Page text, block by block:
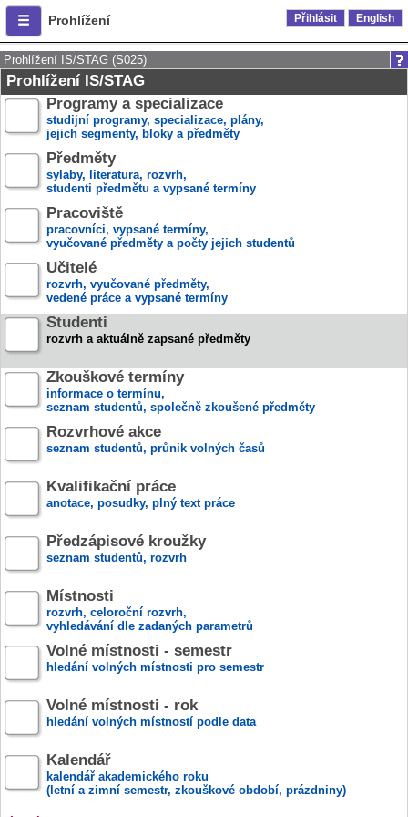
Prohlížení Přihlásit English
Prohlížení IS/STAG (S025)
Prohlížení IS/STAG
Programy a specializace
studijní programy, specializace, plány,
jejich segmenty, bloky a předměty
Předměty
sylaby, literatura, rozvrh,
studenti předmětu a vypsané termíny
Pracoviště
pracovníci, vypsané termíny,
vyučované předměty a počty jejich studentů
Učitelé
rozvrh, vyučované předměty,
vedené práce a vypsané termíny
Studenti
rozvrh a aktuálně zapsané předměty
Zkouškové termíny
informace o termínu,
seznam studentů, společně zkoušené předměty
Rozvrhové akce
seznam studentů, průnik volných časů
Kvalifikační práce
anotace, posudky, plný text práce
Předzápisové kroužky
seznam studentů, rozvrh
Místnosti
rozvrh, celoroční rozvrh,
vyhledávání dle zadaných parametrů
Volné místnosti - semestr
hledání volných místnosti pro semestr
Volné místnosti - rok
hledání volných místností podle data
Kalendář
kalendář akademického roku
(letní a zimní semestr, zkouškové období, prázdniny)